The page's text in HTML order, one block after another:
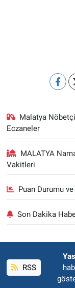
Malatya Nöbetçi
Eczaneler
MALATYA
Vakitleri
Puan Durumu
Son Dakika
RSS